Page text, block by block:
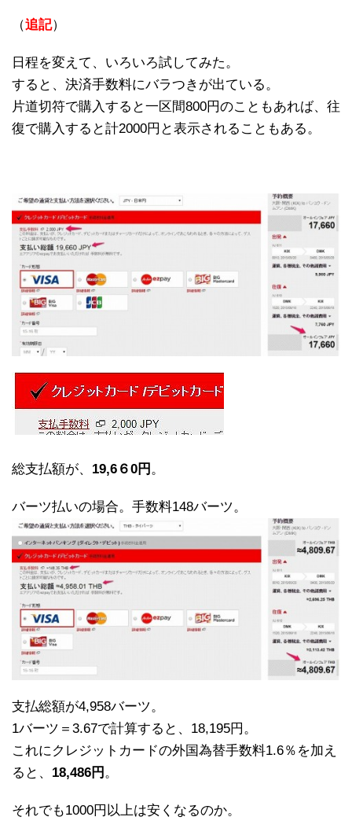
（追記）
日程を変えて、いろいろ試してみた。
すると、決済手数料にバラつきが出ている。
片道切符で購入すると一区間800円のこともあれば、往
復で購入すると計2000円と表示されることもある。
総支払額が、 19,6６0円 。
バーツ払いの場合。手数料148バーツ。
支払総額が4,958バーツ。
1バーツ＝3.67で計算すると、18,195円。
これにクレジットカードの外国為替手数料1.6％を加え
ると、 18,486円 。
それでも1000円以上は安くなるのか。